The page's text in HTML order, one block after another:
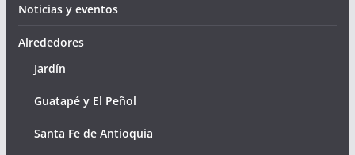
Noticias y eventos
Alrededores
Jardín
Guatapé y El Peñol
Santa Fe de Antioquia